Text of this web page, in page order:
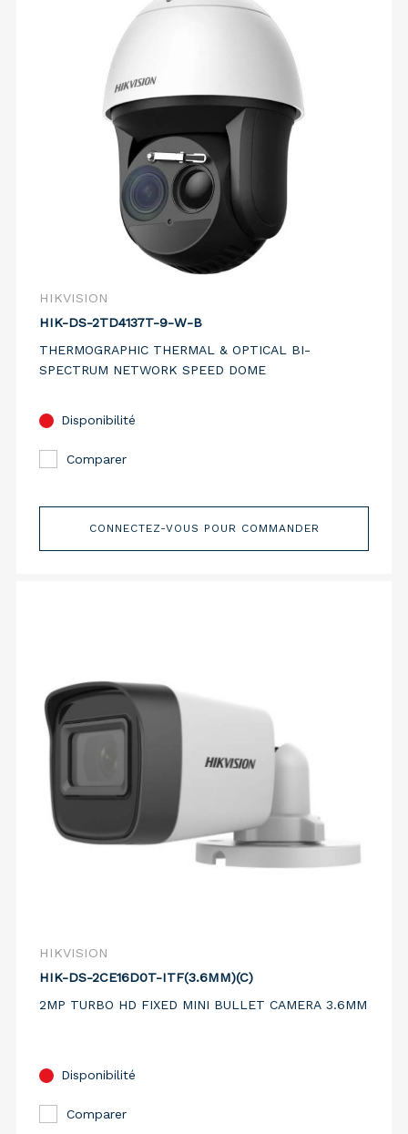
HIKVISION
HIK-DS-2TD4137T-9-W-B
THERMOGRAPHIC THERMAL & OPTICAL BI-
SPECTRUM NETWORK SPEED DOME
Disponibilité
Comparer
CONNECTEZ-VOUS POUR COMMANDER
HIKVISION
HIK-DS-2CE16D0T-ITF(3.6MM)(C)
2MP TURBO HD FIXED MINI BULLET CAMERA 3.6MM
Disponibilité
Comparer